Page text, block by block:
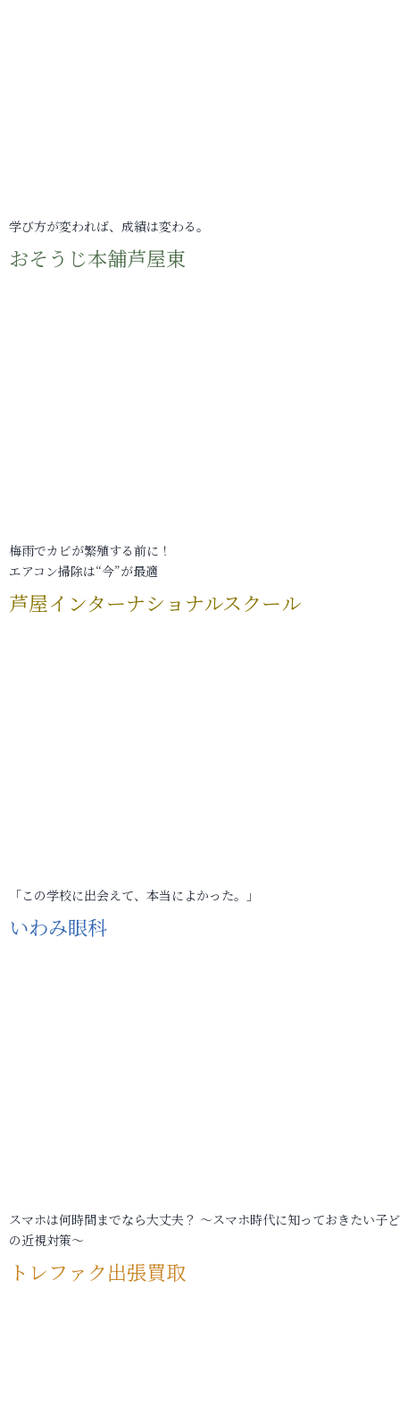
学び方が変われば、成績は変わる。
おそうじ本舗芦屋東
梅雨でカビが繁殖する前に！
エアコン掃除は“今”が最適
芦屋インターナショナルスクール
「この学校に出会えて、本当によかった。」
いわみ眼科
スマホは何時間までなら大丈夫？ ～スマホ時代に知っておきたい子
の近視対策～
トレファク出張買取